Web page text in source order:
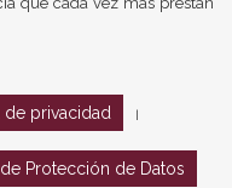
de privacidad
Protección de Datos